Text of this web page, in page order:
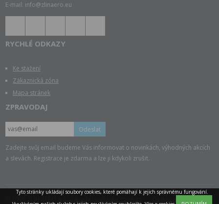
E-mail: info@zlinaero.eu
RYCHLÉ ODKAZY
Ke stažení
Zákaznická zóna
Mapa stránek
ZPRAVODAJ
Odeslat
Zadejte svůj email budeme Vás informovat o novinkách, výhodných akcích
a slevách. Registrace je zdarma a lze ji kdykoli zrušit.
Design a tvorba TAOX
Tyto stránky ukládají soubory cookies, které pomáhají k jejich správnému fungování.